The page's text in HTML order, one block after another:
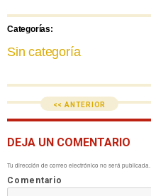
Categorías:
Sin categoría
<< ANTERIOR
DEJA UN COMENTARIO
Tu dirección de correo electrónico no será publicada.
Comentario